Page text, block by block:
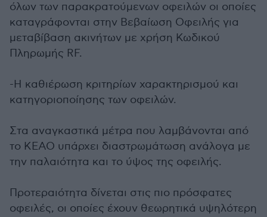
όλων των παρακρατούμενων οφειλών οι οποίες
καταγράφονται στην Βεβαίωση Οφειλής για
μεταβίβαση ακινήτων με χρήση Κωδικού
Πληρωμής RF.
-Η καθιέρωση κριτηρίων χαρακτηρισμού και
κατηγοριοποίησης των οφειλών.
Στα αναγκαστικά μέτρα που λαμβάνονται από
το ΚΕΑΟ υπάρχει διαστρωμάτωση ανάλογα με
την παλαιότητα και το ύψος της οφειλής.
Προτεραιότητα δίνεται στις πιο πρόσφατες
οφειλές, οι οποίες έχουν θεωρητικά υψηλότερη